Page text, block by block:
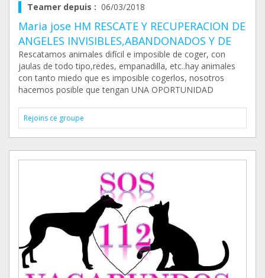
Teamer depuis : 06/03/2018
Maria jose HM RESCATE Y RECUPERACION DE
ANGELES INVISIBLES,ABANDONADOS Y DE
Rescatamos animales difícil e imposible de coger, con
jaulas de todo tipo,redes, empanadilla, etc..hay animales
con tanto miedo que es imposible cogerlos, nosotros
hacemos posible que tengan UNA OPORTUNIDAD
Rejoins ce groupe